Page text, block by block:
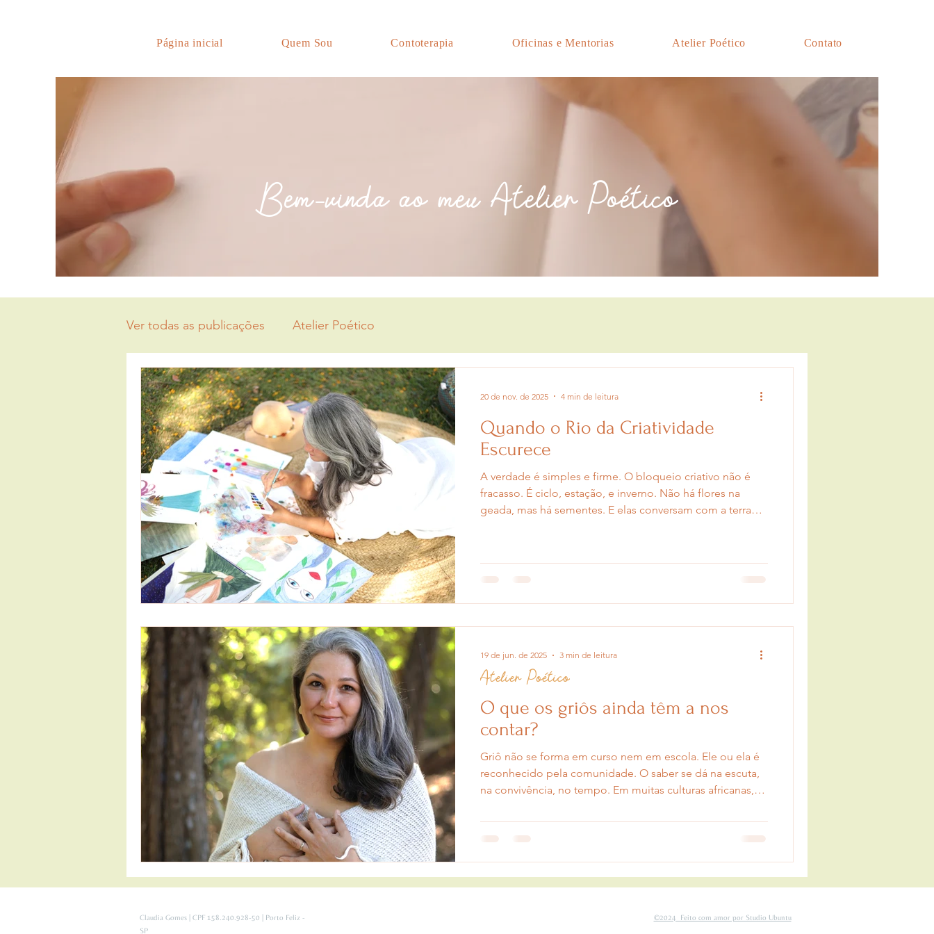
Página inicial Quem Sou Contoterapia Oficinas e Mentorias Atelier Poético Contato
Bem-vinda ao meu Atelier Poético
Ver todas as publicações Atelier Poético
Quando o Rio da Criatividade
Escurece
A verdade é simples e firme. O bloqueio criativo não é
fracasso. É ciclo, estação, e inverno. Não há flores na
geada, mas há sementes. E elas conversam com a terra
presença. Precisa enxergar de novo o que está diante
dela. A vida real, não a imaginada.
20 de nov. de 2025 4 min de leitura
O que os griôs ainda têm a nos
contar?
Griô não se forma em curso nem em escola. Ele ou ela é
reconhecido pela comunidade. O saber se dá na escuta,
na convivência, no tempo. Em muitas culturas africanas,
vila, não se procura um arquivo. Procura-se um griô.
Atelier Poético
19 de jun. de 2025 3 min de leitura
Claudia Gomes | CPF 158.240.928-50 | Porto Feliz -
SP
©2024 Feito com amor por Studio Ubuntu